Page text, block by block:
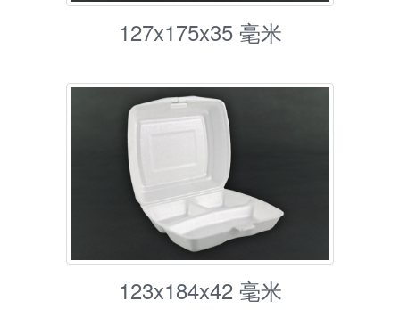
127x175x35 毫米
123x184x42 毫米